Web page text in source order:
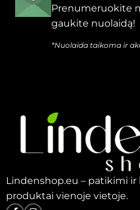
Prenumeruokite
gaukite nuolaidą!
*Nuolaida taikoma ir
Lindenshop.eu – patikimi
produktai vienoje vietoje.